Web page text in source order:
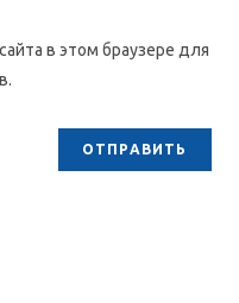
в этом браузере для